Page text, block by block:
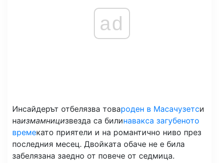
ad
Инсайдерът отбелязва товароден в Масачузетси
наизмамницизвезда са билинавакса загубеното
времекато приятели и на романтично ниво през
последния месец. Двойката обаче не е била
забелязана заедно от повече от седмица.